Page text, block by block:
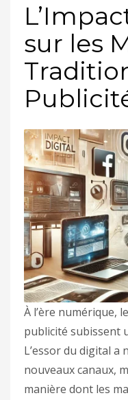
sur les
À l’ère numérique,
publicité subissent
L’essor du digital
nouveaux canaux,
manière dont les